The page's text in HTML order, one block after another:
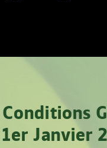
Conditions
1er Janvier